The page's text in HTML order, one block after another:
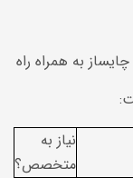
به همراه راه
نیاز به
متخصص؟